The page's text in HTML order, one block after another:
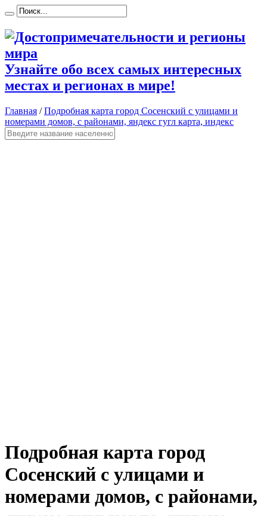
Узнайте обо всех самых интересных
местах и регионах в мире!
Главная /Подробная карта город Сосенский с улицами и
номерами домов, с районами, яндекс гугл карта, индекс
Подробная карта город
Сосенский с улицами и
номерами домов, с районами,